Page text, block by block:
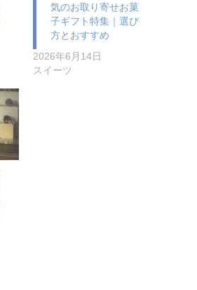
気のお取り寄せお菓
子ギフト特集｜選び
方とおすすめ
2026年6月14日
スイーツ